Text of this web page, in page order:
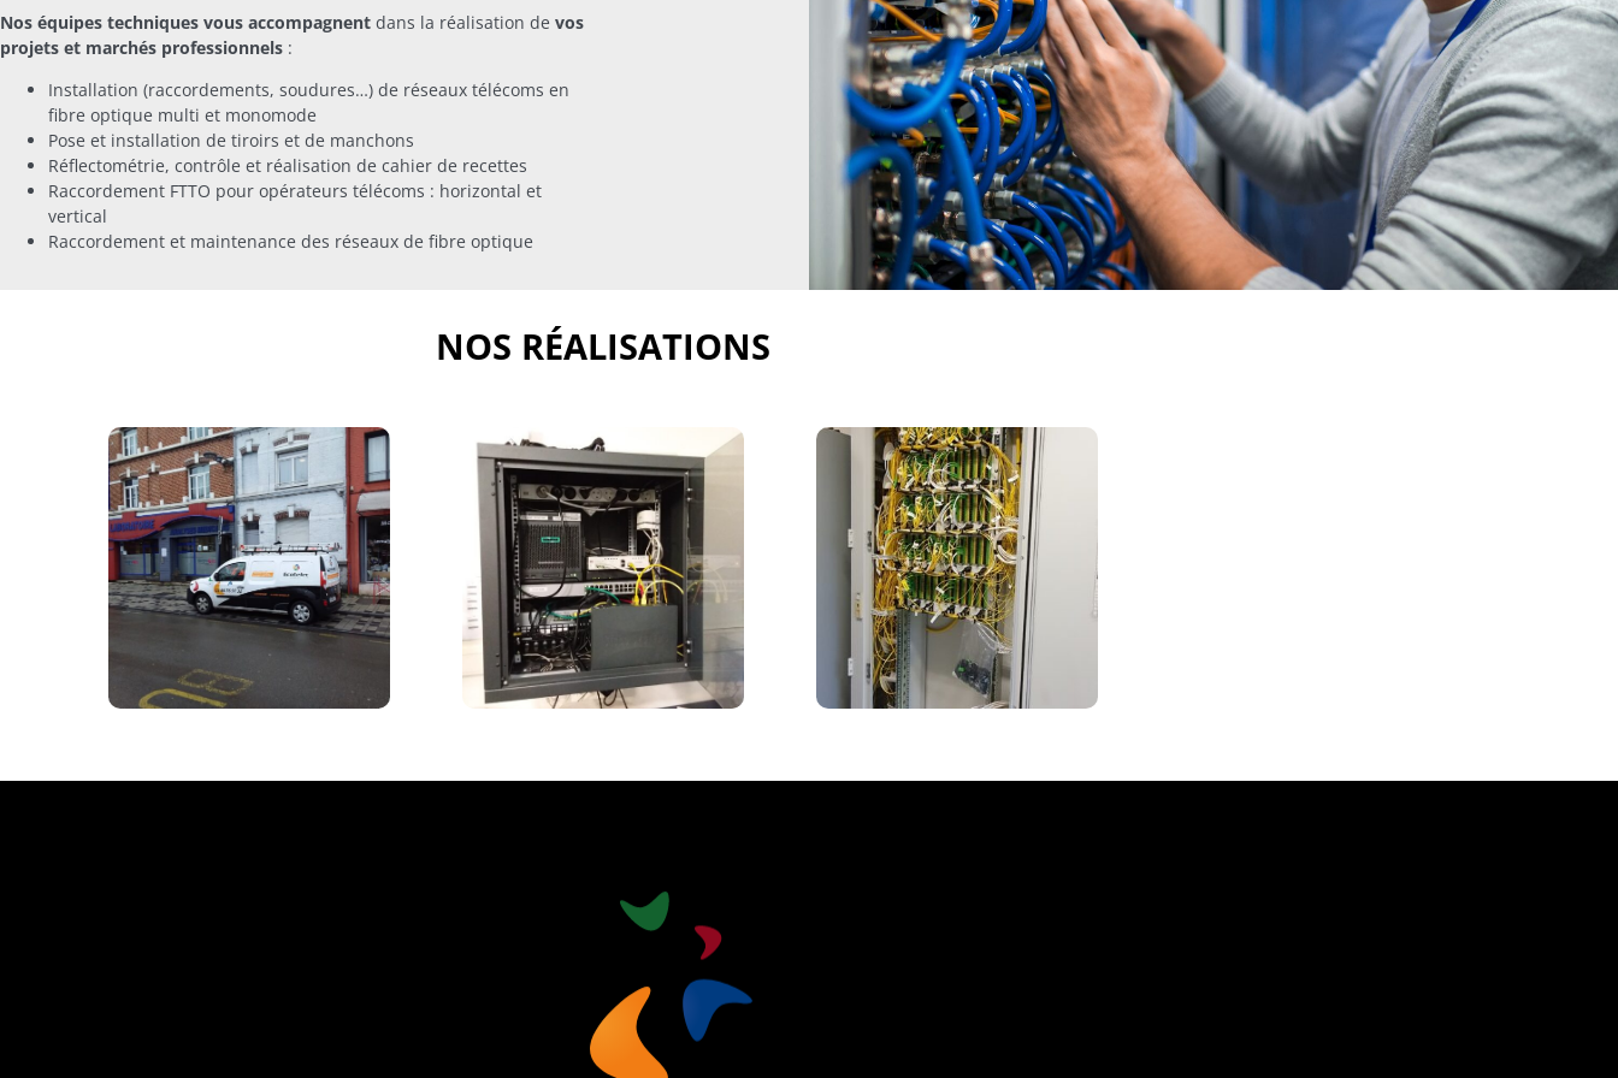
Nos équipes techniques vous accompagnent dans la réalisation de vos
projets et marchés professionnels :
Installation (raccordements, soudures…) de réseaux télécoms en
fibre optique multi et monomode
Pose et installation de tiroirs et de manchons
Réflectométrie, contrôle et réalisation de cahier de recettes
Raccordement FTTO pour opérateurs télécoms : horizontal et
vertical
Raccordement et maintenance des réseaux de fibre optique
NOS RÉALISATIONS